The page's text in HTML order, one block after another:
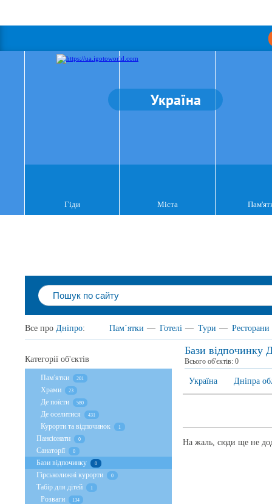
Україна
Гіди Міста
Все про Дніпро: Пам`ятки — Готелі — Тури — Ресторани
Бази відпочинку
Всього об'єктів: 0
Україна Дніпра
На жаль, сюди ще не
Категорії об'єктів
Пам'ятки 201
Храми 23
Де поїсти 580
Де оселитися 431
Курорти та відпочинок 1
Пансіонати 0
Санаторії 0
Бази відпочинку 0
Гірськолижні курорти 0
Табір для дітей 1
Розваги 134